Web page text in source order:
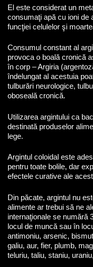
El este considerat un
consumaţi apă cu ioni de
funcţiei celulelor şi
Consumul constant al
provoca o boală cronică
în corp – Argiria
îndelungat al acestuia
tulburări neurologice,
oboseală cronică.
Utilizarea argintului ca
destinată produselor
lege.
Argintul coloidal este
pentru toate bolile, dar
efectele curative ale
Din păcate, argintul nu
alimente ar trebui să ne
internaţionale se numără
locul de muncă sau în
antimoniu, arsenic,
galiu, aur, fier, plumb,
teluriu, taliu, staniu,